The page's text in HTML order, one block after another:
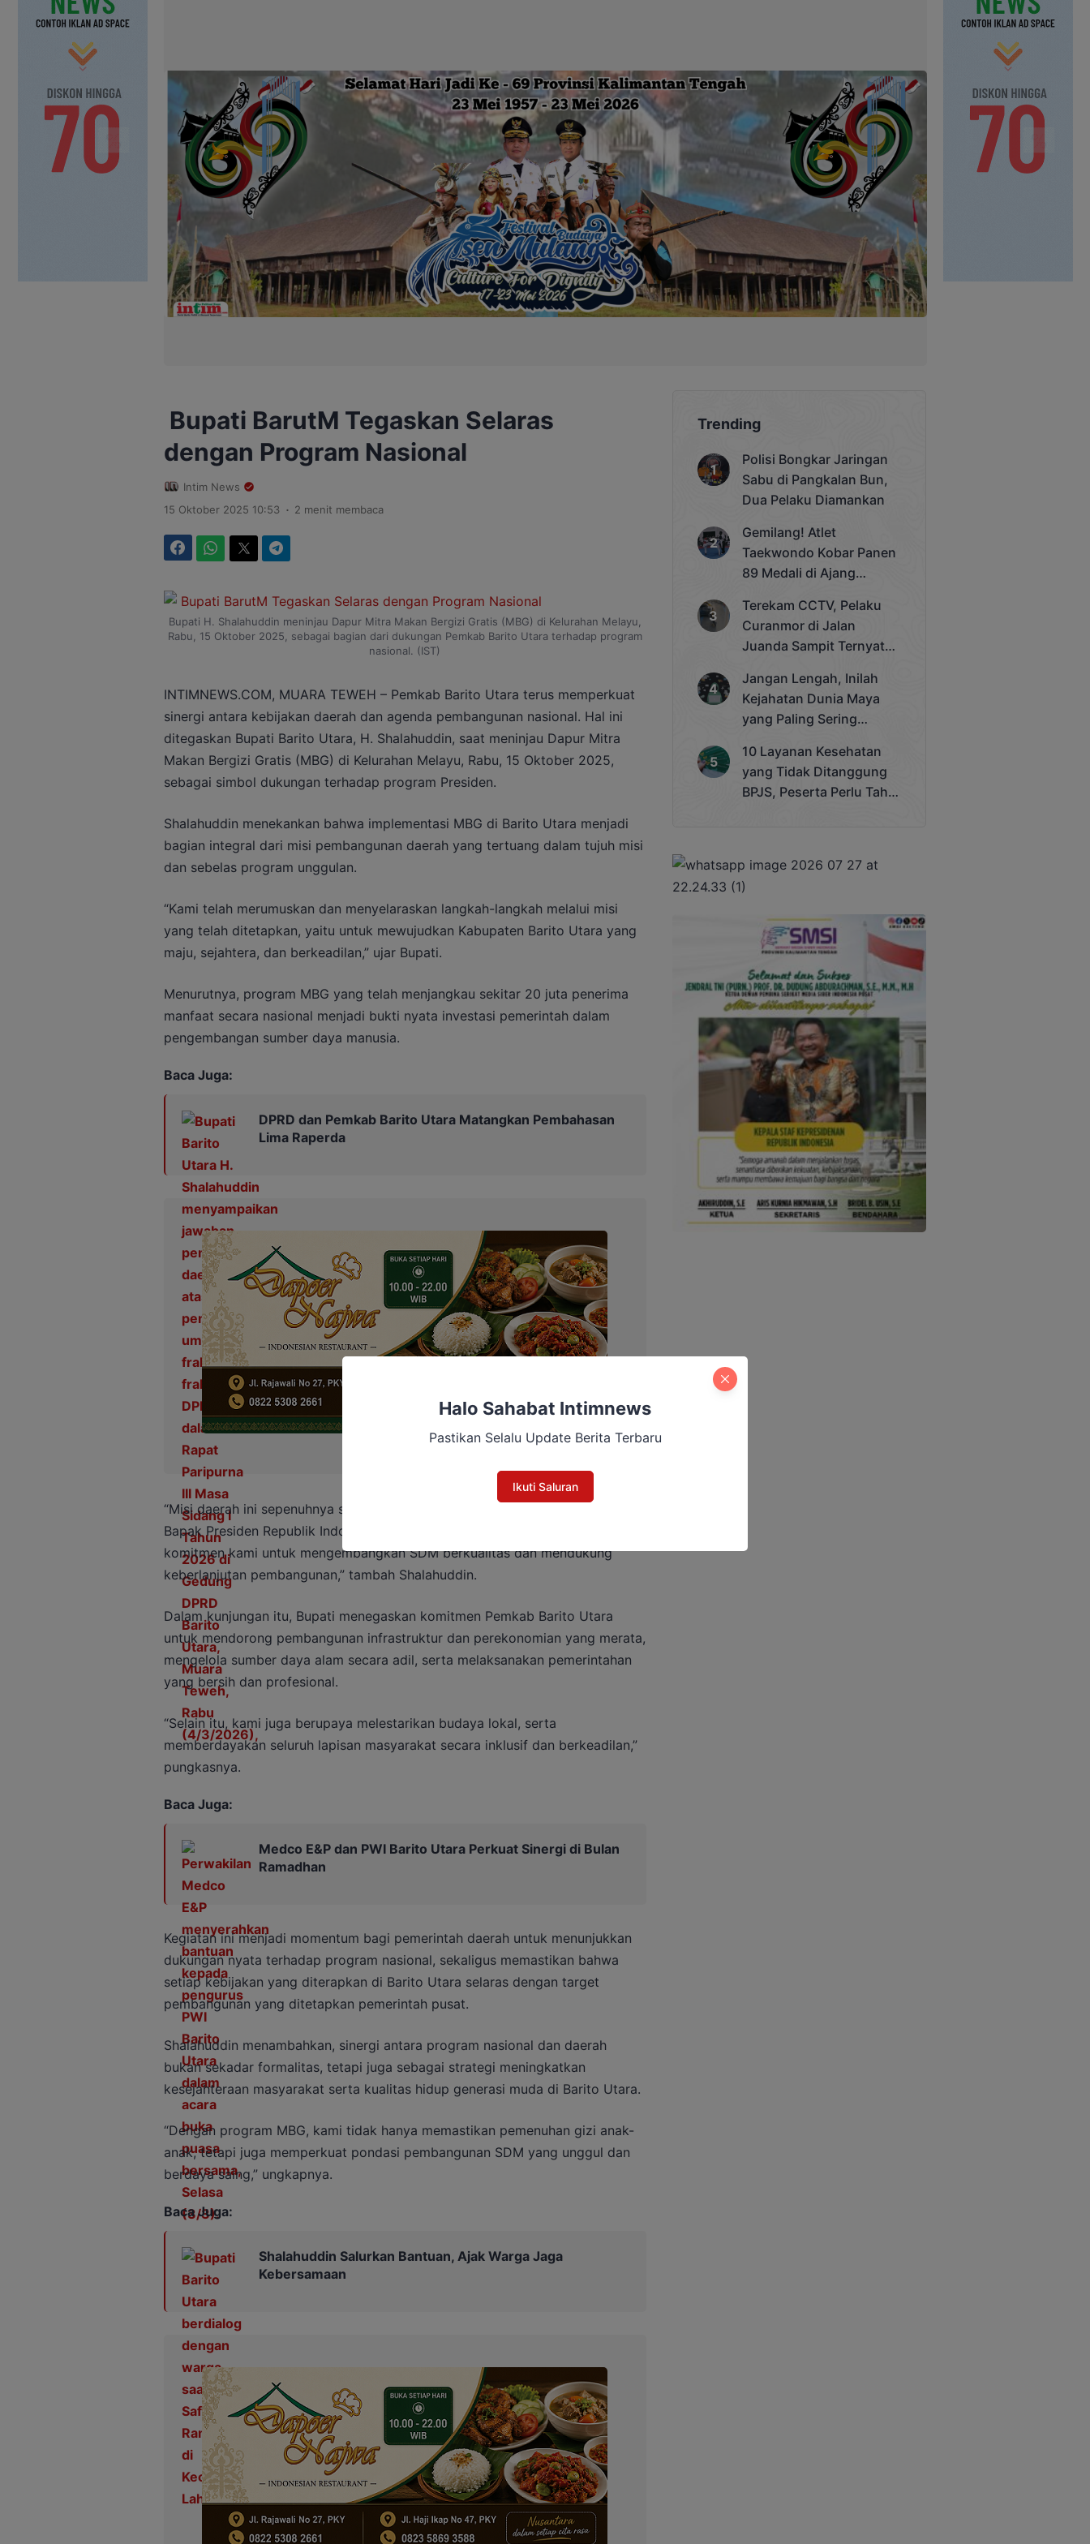
Bupati BarutM Tegaskan Selaras
dengan Program Nasional
Intim News
15 Oktober 2025 10:53 . 2 menit membaca
Bupati H. Shalahuddin meninjau Dapur Mitra Makan Bergizi Gratis (MBG) di Kelurahan Melayu,
Rabu, 15 Oktober 2025, sebagai bagian dari dukungan Pemkab Barito Utara terhadap program
nasional. (IST)
INTIMNEWS.COM, MUARA TEWEH – Pemkab Barito Utara terus memperkuat
sinergi antara kebijakan daerah dan agenda pembangunan nasional. Hal ini
ditegaskan Bupati Barito Utara, H. Shalahuddin, saat meninjau Dapur Mitra
Makan Bergizi Gratis (MBG) di Kelurahan Melayu, Rabu, 15 Oktober 2025,
sebagai simbol dukungan terhadap program Presiden.
Shalahuddin menekankan bahwa implementasi MBG di Barito Utara menjadi
bagian integral dari misi pembangunan daerah yang tertuang dalam tujuh misi
dan sebelas program unggulan.
“Kami telah merumuskan dan menyelaraskan langkah-langkah melalui misi
yang telah ditetapkan, yaitu untuk mewujudkan Kabupaten Barito Utara yang
maju, sejahtera, dan berkeadilan,” ujar Bupati.
Menurutnya, program MBG yang telah menjangkau sekitar 20 juta penerima
manfaat secara nasional menjadi bukti nyata investasi pemerintah dalam
pengembangan sumber daya manusia.
Baca Juga:
DPRD dan Pemkab Barito Utara Matangkan Pembahasan
Lima Raperda
“Misi daerah ini sepenuhnya selaras dengan program-program nasional dari
Bapak Presiden Republik Indonesia, Bapak Prabowo Subianto. Ini menunjukkan
komitmen kami untuk mengembangkan SDM berkualitas dan mendukung
keberlanjutan pembangunan,” tambah Shalahuddin.
Dalam kunjungan itu, Bupati menegaskan komitmen Pemkab Barito Utara
untuk mendorong pembangunan infrastruktur dan perekonomian yang merata,
mengelola sumber daya alam secara adil, serta melaksanakan pemerintahan
yang bersih dan profesional.
“Selain itu, kami juga berupaya melestarikan budaya lokal, serta
memberdayakan seluruh lapisan masyarakat secara inklusif dan berkeadilan,”
pungkasnya.
Baca Juga:
Medco E&P dan PWI Barito Utara Perkuat Sinergi di Bulan
Ramadhan
Kegiatan ini menjadi momentum bagi pemerintah daerah untuk menunjukkan
dukungan nyata terhadap program nasional, sekaligus memastikan bahwa
setiap kebijakan yang diterapkan di Barito Utara selaras dengan target
pembangunan yang ditetapkan pemerintah pusat.
Shalahuddin menambahkan, sinergi antara program nasional dan daerah
bukan sekadar formalitas, tetapi juga sebagai strategi meningkatkan
kesejahteraan masyarakat serta kualitas hidup generasi muda di Barito Utara.
“Dengan program MBG, kami tidak hanya memastikan pemenuhan gizi anak-
anak, tetapi juga memperkuat pondasi pembangunan SDM yang unggul dan
berdaya saing,” ungkapnya.
Baca Juga:
Shalahuddin Salurkan Bantuan, Ajak Warga Jaga
Kebersamaan
Trending
Polisi Bongkar Jaringan
Sabu di Pangkalan Bun,
Dua Pelaku Diamankan
Gemilang! Atlet
Taekwondo Kobar Panen
89 Medali di Ajang
Cup 2025
Terekam CCTV, Pelaku
Curanmor di Jalan
Juanda Sampit Ternyata
Jangan Lengah, Inilah
Kejahatan Dunia Maya
yang Paling Sering
10 Layanan Kesehatan
yang Tidak Ditanggung
BPJS, Peserta Perlu Tahu
Halo Sahabat Intimnews
Pastikan Selalu Update Berita Terbaru
Ikuti Saluran